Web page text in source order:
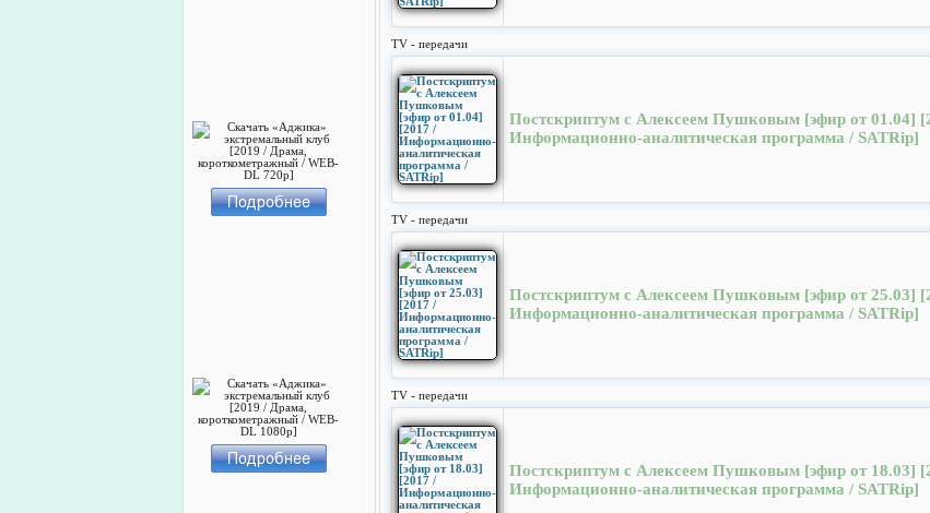
TV - передачи
Постскриптум с Алексеем Пушковым [эфир от 01.04]
Информационно-аналитическая программа / SATRip]
TV - передачи
Постскриптум с Алексеем Пушковым [эфир от 25.03]
Информационно-аналитическая программа / SATRip]
TV - передачи
Постскриптум с Алексеем Пушковым [эфир от 18.03]
Информационно-аналитическая программа / SATRip]